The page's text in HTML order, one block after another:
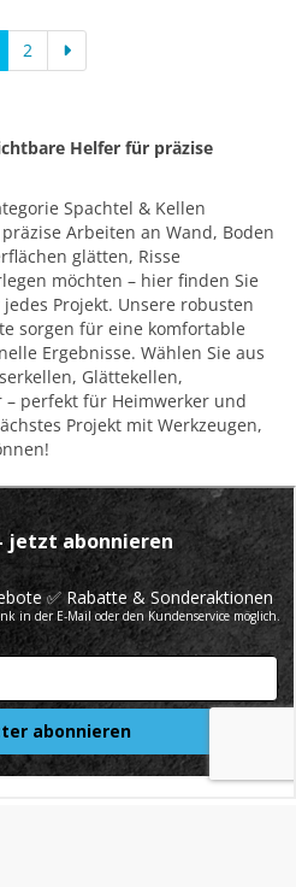
2
Helfer für präzise
Spachtel & Kellen
Arbeiten an Wand, Boden
glätten, Risse
möchten – hier finden Sie
Projekt. Unsere robusten
sorgen für eine komfortable
Ergebnisse. Wählen Sie aus
Glättekellen,
perfekt für Heimwerker und
Projekt mit Werkzeugen,